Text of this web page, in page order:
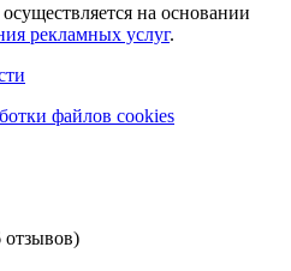
на основании
рекламных услуг.
файлов cookies
отзывов)